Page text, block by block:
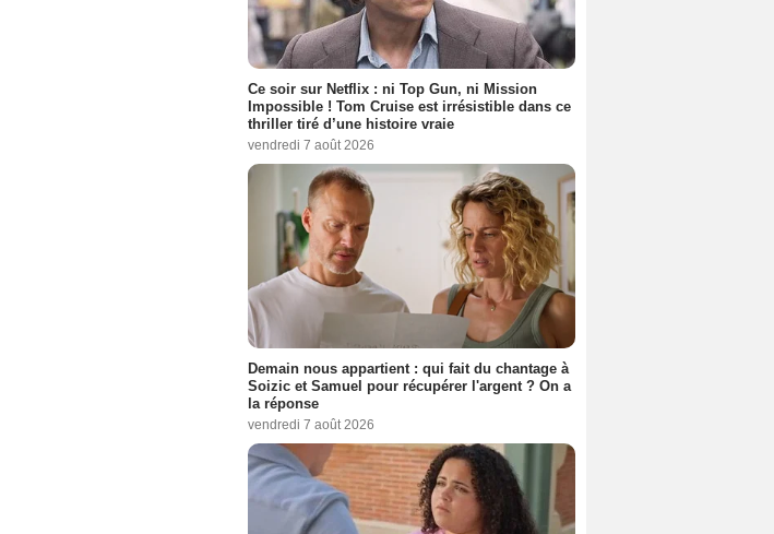
Ce soir sur Netflix : ni Top Gun, ni Mission
Impossible ! Tom Cruise est irrésistible dans ce
thriller tiré d’une histoire vraie
vendredi 7 août 2026
Demain nous appartient : qui fait du chantage à
Soizic et Samuel pour récupérer l'argent ? On a
la réponse
vendredi 7 août 2026